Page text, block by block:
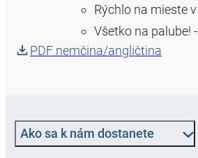
Rýchlo na mieste
Všetko na palube!
PDF nemčina/angličtina
Ako sa k nám dostanete